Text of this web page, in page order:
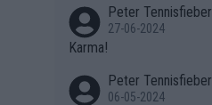
Peter Tennisfieber
27-06-2024
Karma!
Peter Tennisfieber
06-05-2024